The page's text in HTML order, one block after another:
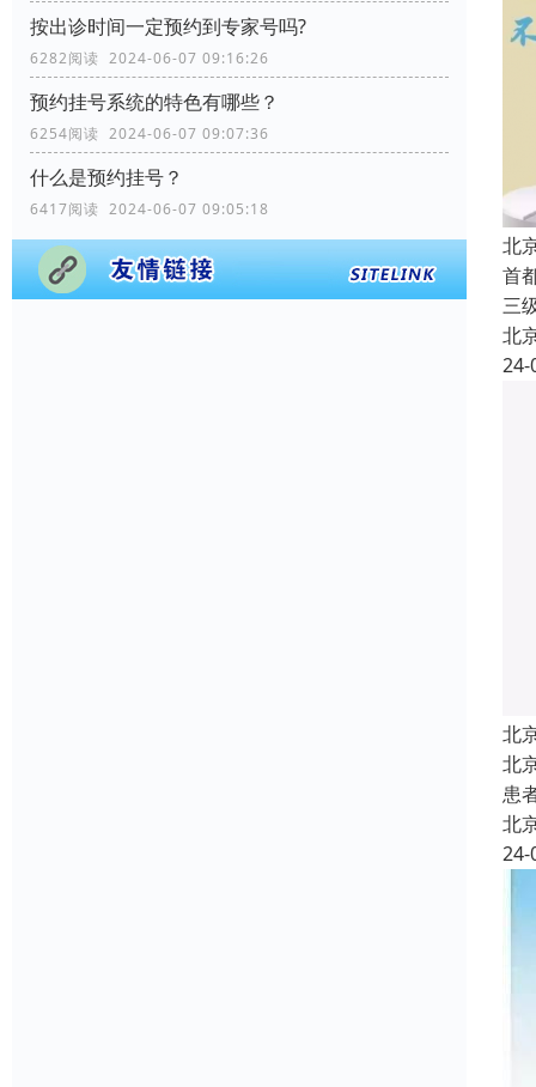
按出诊时间一定预约到专家号吗?
6282阅读 2024-06-07 09:16:26
预约挂号系统的特色有哪些？
6254阅读 2024-06-07 09:07:36
什么是预约挂号？
6417阅读 2024-06-07 09:05:18
北
首
三
北
24-
北
北
患
北
24-